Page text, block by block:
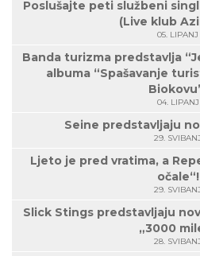
Poslušajte peti službeni
(Live klub
05. LIPANJ
Banda turizma predstavlja
albuma “Spašavanje
04. LIPANJ
Seine predstavljaju
29. SVIBANJ
Ljeto je pred vratima, a
očale“!
29. SVIBANJ
Slick Stings predstavljaju
„3000
28. SVIBANJ